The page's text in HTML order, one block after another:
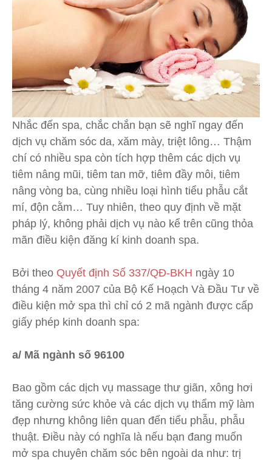
Nhắc đến spa, chắc chắn bạn sẽ nghĩ ngay đến
dịch vụ chăm sóc da, xăm mày, triệt lông… Thậm
chí có nhiều spa còn tích hợp thêm các dịch vụ
tiêm nâng mũi, tiêm tan mỡ, tiêm đầy môi, tiêm
nâng vòng ba, cùng nhiều loại hình tiểu phẫu cắt
mí, độn cằm… Tuy nhiên, theo quy định về mặt
pháp lý, không phải dịch vụ nào kể trên cũng thỏa
mãn điều kiện đăng kí kinh doanh spa.
Bởi theo Quyết định Số 337/QĐ-BKH ngày 10
tháng 4 năm 2007 của Bộ Kế Hoạch Và Đầu Tư về
điều kiện mở spa thì chỉ có 2 mã ngành được cấp
giấy phép kinh doanh spa:
a/ Mã ngành số 96100
Bao gồm các dịch vụ massage thư giãn, xông hơi
tăng cường sức khỏe và các dịch vụ thẩm mỹ làm
đẹp nhưng không liên quan đến tiểu phẫu, phẫu
thuật. Điều này có nghĩa là nếu bạn đang muốn
mở spa chuyên chăm sóc bên ngoài da như: trị